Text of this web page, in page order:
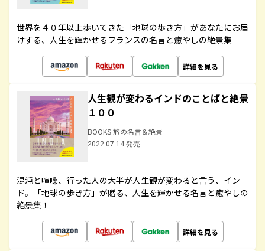
世界を４０年以上歩いてきた「地球の歩き方」があなたにお届
けする、人生を輝かせるフランスの名言と癒やしの絶景集
詳細を見る
人生観が変わるインドのことばと絶景
１００
BOOKS 旅の名言＆絶景
2022.07.14 発売
混沌と喧噪、行った人の大半が人生観が変わると言う、イン
ド。「地球の歩き方」が贈る、人生を輝かせる名言と癒やしの
絶景集！
詳細を見る